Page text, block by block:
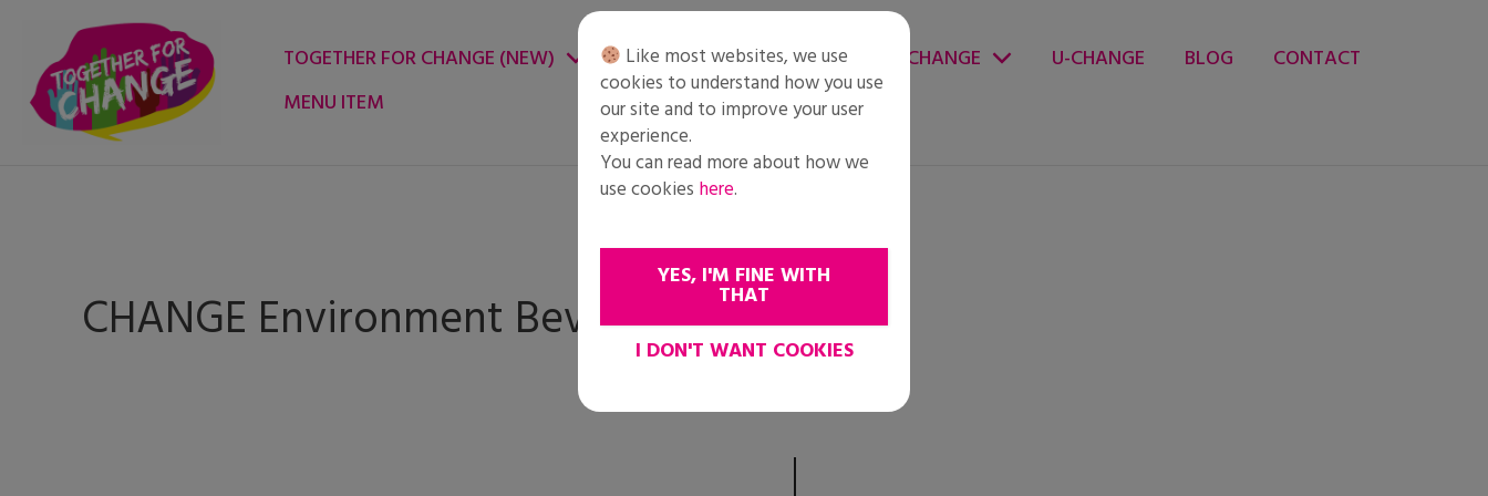
content
TOGETHER FOR CHANGE (NEW) CHANGE ENVIRONMENT CHANGE U-CHANGE BLOG
CONTACT
MENU ITEM
CHANGE Environment Bevezetés
Like most websites, we use
cookies to understand how you use
our site and to improve your user
experience.
You can read more about how we
use cookies here.
YES, I'M FINE WITH
THAT
I DON'T WANT COOKIES